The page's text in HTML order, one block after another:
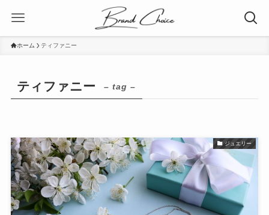
ホーム ティファニー
ティファニー – tag –
ジュエリー